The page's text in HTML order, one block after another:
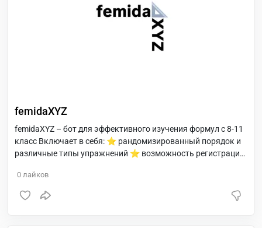
femidaXYZ
femidaXYZ – бот для эффективного изучения формул с 8-11
класс Включает в себя: ⭐ рандомизированный порядок и
различные типы упражнений ⭐ возможность регистрации
рекомендации по интервальному повторению – удобство и
доступность!
0 лайков